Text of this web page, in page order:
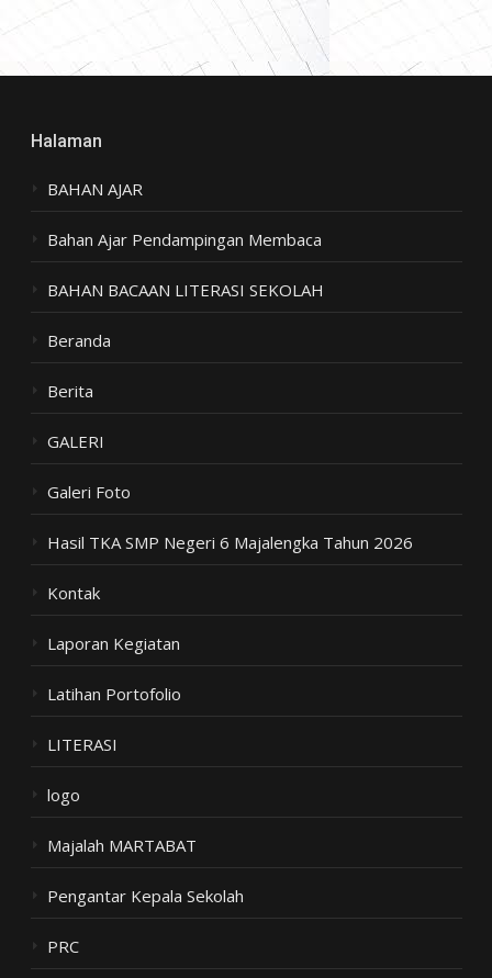
Halaman
BAHAN AJAR
Bahan Ajar Pendampingan Membaca
BAHAN BACAAN LITERASI SEKOLAH
Beranda
Berita
GALERI
Galeri Foto
Hasil TKA SMP Negeri 6 Majalengka Tahun 2026
Kontak
Laporan Kegiatan
Latihan Portofolio
LITERASI
logo
Majalah MARTABAT
Pengantar Kepala Sekolah
PRC